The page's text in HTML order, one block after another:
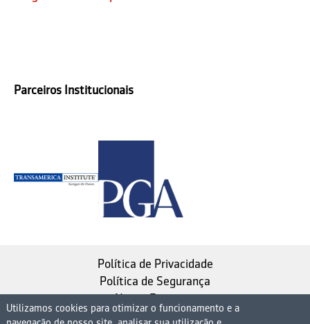
Parceiros Institucionais
Política de Privacidade
Política de Segurança
Nosso Estatuto
Utilizamos cookies para otimizar o funcionamento e a